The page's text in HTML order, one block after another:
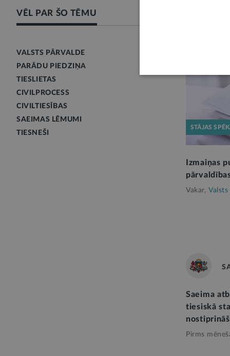
VĒL PAR ŠO TĒMU
VALSTS PĀRVALDE
PARĀDU PIEDZIŅA
TIESLIETAS
CIVILPROCESS
CIVILTIESĪBAS
SAEIMAS LĒMUMI
TIESNEŠI
STĀJAS
Izmaiņas
Vakar, Valsts
Saeima
tiesiskā
Pirms